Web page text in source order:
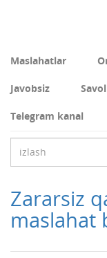
Maslahatlar
Javobsiz
Telegram kanal
Zararsiz
maslahat